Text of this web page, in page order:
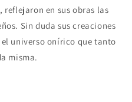
en sus obras las
Sin duda sus creaciones
universo onírico que tanto
misma.